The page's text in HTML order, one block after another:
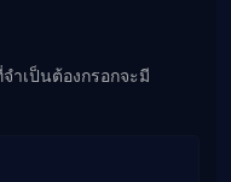
ำเป็นต้องกรอกจะมี